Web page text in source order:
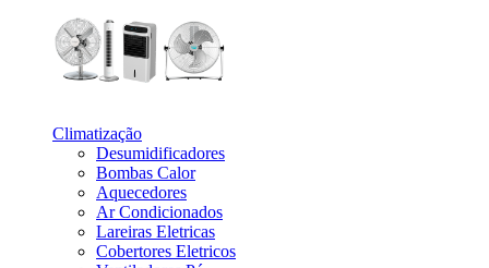
Climatização
Desumidificadores
Bombas Calor
Aquecedores
Ar Condicionados
Lareiras Eletricas
Cobertores Eletricos